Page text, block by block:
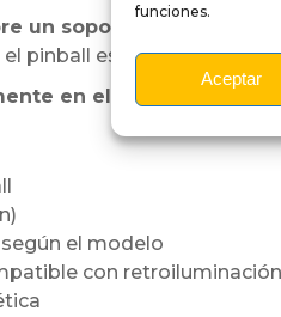
funciones.
Aceptar
un soporte adaptado a
pinball está encendido.
en el emplazamiento
el modelo
con retroiluminación